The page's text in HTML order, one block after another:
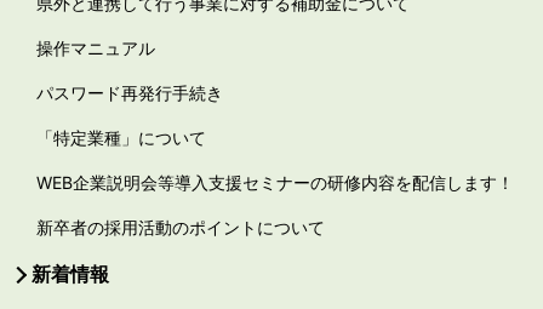
操作マニュアル
パスワード再発行手続き
「特定業種」について
WEB企業説明会等導入支援セミナーの研修内容を配信します！
新卒者の採用活動のポイントについて
新着情報